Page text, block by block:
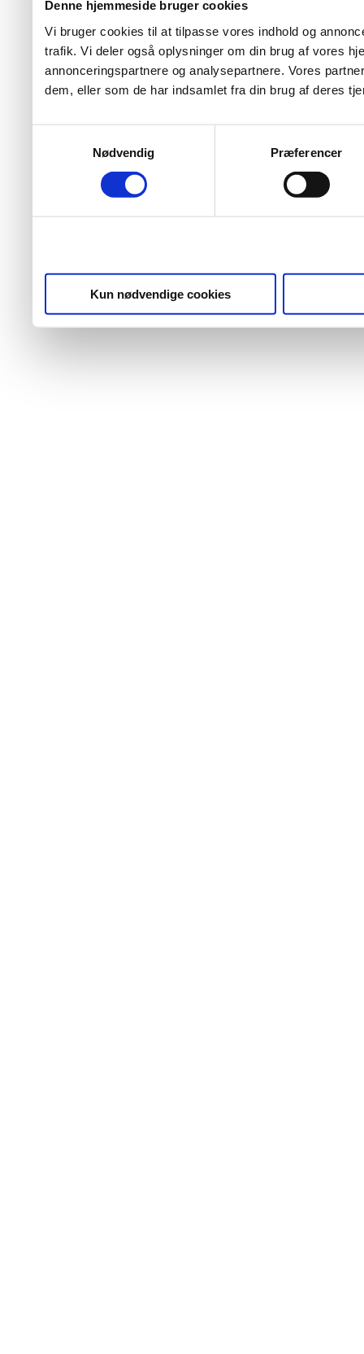
Denne hjemmeside bruger cookies
Vi bruger cookies til at tilpasse vores indhold og
trafik. Vi deler også oplysninger om din brug af vores
annonceringspartnere og analysepartnere. Vores
dem, eller som de har indsamlet fra din brug af deres
Nødvendig
Præferencer
Kun nødvendige cookies